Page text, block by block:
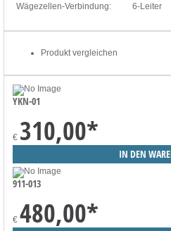
Wägezellen-Verbindung:
6-Leiter
Produkt vergleichen
YKN-01
€ 310,00*
911-013
€ 480,00*